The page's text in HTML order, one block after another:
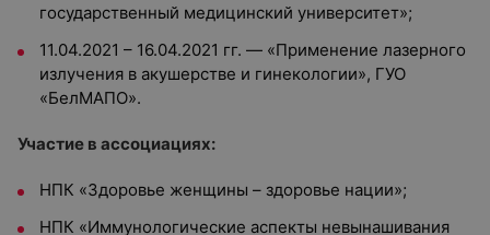
государственный медицинский университет»;
11.04.2021 – 16.04.2021 гг. — «Применение лазерного
излучения в акушерстве и гинекологии», ГУО
«БелМАПО».
Участие в ассоциациях:
НПК «Здоровье женщины – здоровье нации»;
НПК «Иммунологические аспекты невынашивания